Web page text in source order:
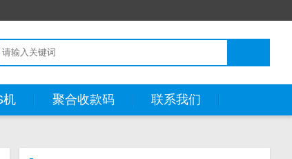
机 聚合收款码 联系我们